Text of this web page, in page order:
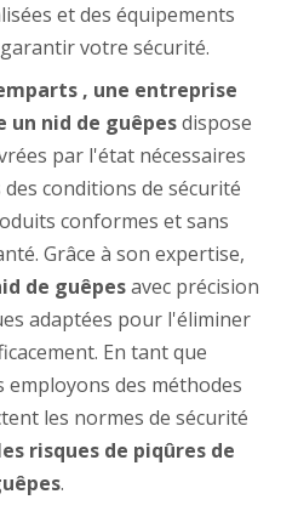
et des équipements
votre sécurité.
, une entreprise
nid de guêpesdispose
par l'état nécessaires
conditions de sécurité
conformes et sans
Grâce à son expertise,
de guêpesavec précision
adaptées pour l'éliminer
En tant que
des méthodes
les normes de sécurité
risques de piqûres de
.